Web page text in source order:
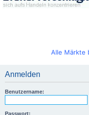
Alle Märkte
Anmelden
Benutzername:
Passwort: